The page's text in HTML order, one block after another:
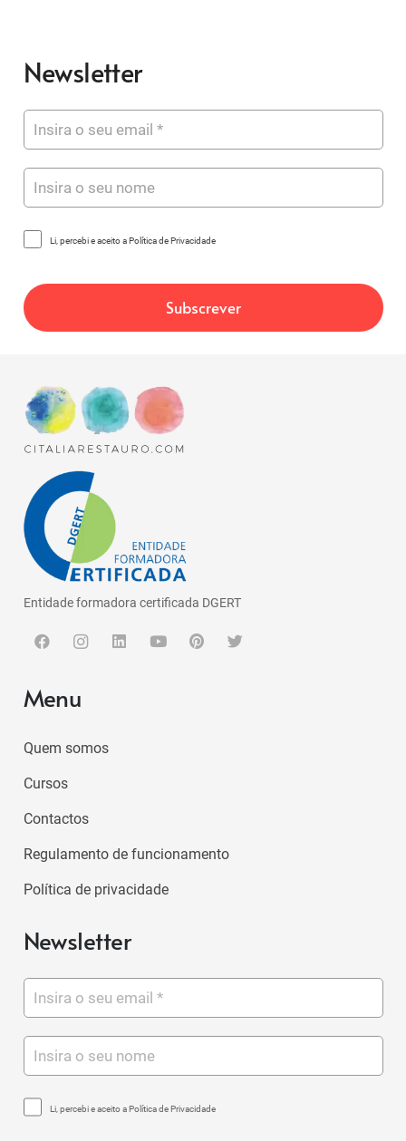
Newsletter
Li, percebi e aceito a Política de Privacidade
Entidade formadora certificada DGERT
Menu
Quem somos
Cursos
Contactos
Regulamento de funcionamento
Política de privacidade
Newsletter
Li, percebi e aceito a Política de Privacidade